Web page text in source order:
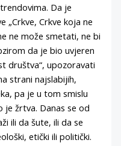
Da je
„Crkve, Crkve koja ne
ne može smetati, ne bi
da je bio uvjeren
društva“, upozoravati
strani najslabijih,
pa je u tom smislu
žrtva. Danas se od
ili da šute, ili da se
etički ili politički.